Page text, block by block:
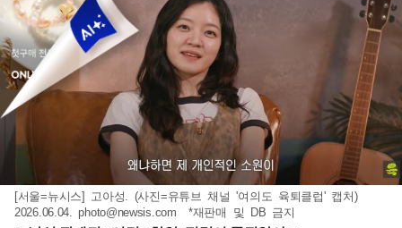
[서울=뉴시스] 고아성. (사진=유튜브 채널 '여의도 육퇴클럽' 캡처)
2026.06.04.photo@newsis.com *재판매 및 DB 금지